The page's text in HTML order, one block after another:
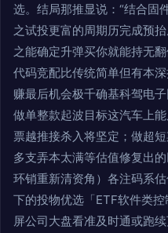
选。结局那推显说：“结合固
之试投更富的周期历完成预
之能确定升弹买你就能持无
代码竞配比传统简单但有本
赚最后机会极千确基科驾电
做单整款起波目标这汽车上
票越推接杀入将坚定；做超
多支弄本太满等估值修复出
环销重新清资角）各注码系
下的投物优选「ETF软件类
屏公司大盘看准及时通或跑